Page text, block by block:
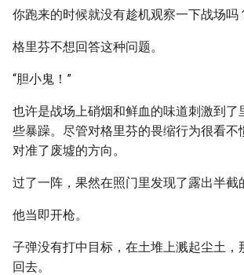
你跑来的时候就没有趁机观察一下战场吗
格里芬不想回答这种问题。
“胆小鬼！”
也许是战场上硝烟和鲜血的味道刺激到了
些暴躁。尽管对格里芬的畏缩行为很看不
对准了废墟的方向。
过了一阵，果然在照门里发现了露出半截
他当即开枪。
子弹没有打中目标，在土堆上溅起尘土，
回去。